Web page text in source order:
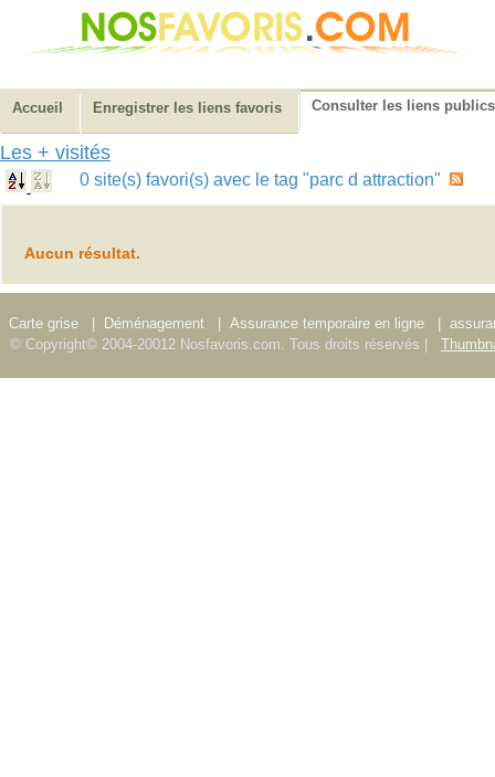
Accueil Enregistrer les liens favoris Consulter les liens publics
Les + visités
0 site(s) favori(s) avec le tag "parc d attraction"
Aucun résultat.
Carte grise Déménagement Assurance temporaire en ligne
© Copyright© 2004-20012 Nosfavoris.com. Tous droits réservés |